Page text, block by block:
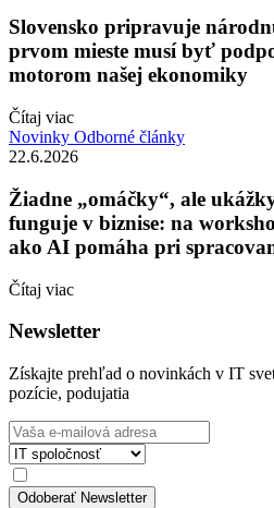
Slovensko pripravuje
prvom mieste musí byť
motorom našej ekonomiky
Čítaj viac
Novinky Odborné články
22.6.2026
Žiadne „omáčky“, ale
funguje v biznise: na
ako AI pomáha pri
Čítaj viac
Newsletter
Získajte prehľad o novinkách v IT
pozície, podujatia